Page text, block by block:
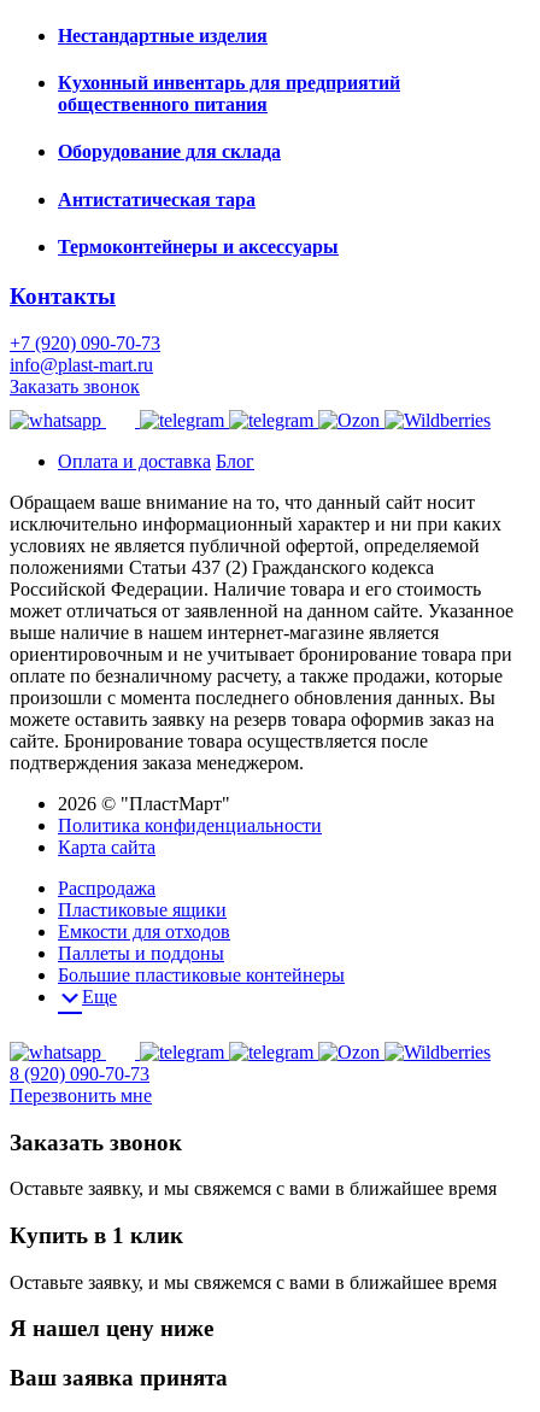
Нестандартные изделия
Кухонный инвентарь для предприятий
общественного питания
Оборудование для склада
Антистатическая тара
Термоконтейнеры и аксессуары
Контакты
+7 (920) 090-70-73
info@plast-mart.ru
Заказать звонок
Оплата и доставка Блог
Обращаем ваше внимание на то, что данный сайт носит
исключительно информационный характер и ни при каких
условиях не является публичной офертой, определяемой
положениями Статьи 437 (2) Гражданского кодекса
Российской Федерации. Наличие товара и его стоимость
может отличаться от заявленной на данном сайте. Указанное
выше наличие в нашем интернет-магазине является
ориентировочным и не учитывает бронирование товара при
оплате по безналичному расчету, а также продажи, которые
произошли с момента последнего обновления данных. Вы
можете оставить заявку на резерв товара оформив заказ на
сайте. Бронирование товара осуществляется после
подтверждения заказа менеджером.
2026 © "ПластМарт"
Политика конфиденциальности
Карта сайта
Распродажа
Пластиковые ящики
Емкости для отходов
Паллеты и поддоны
Большие пластиковые контейнеры
Еще
8 (920) 090-70-73
Перезвонить мне
Заказать звонок
Оставьте заявку, и мы свяжемся с вами в ближайшее время
Купить в 1 клик
Оставьте заявку, и мы свяжемся с вами в ближайшее время
Я нашел цену ниже
Ваш заявка принята